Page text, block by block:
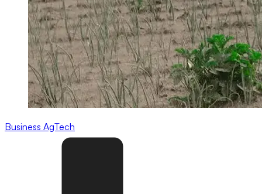
Business AgTech